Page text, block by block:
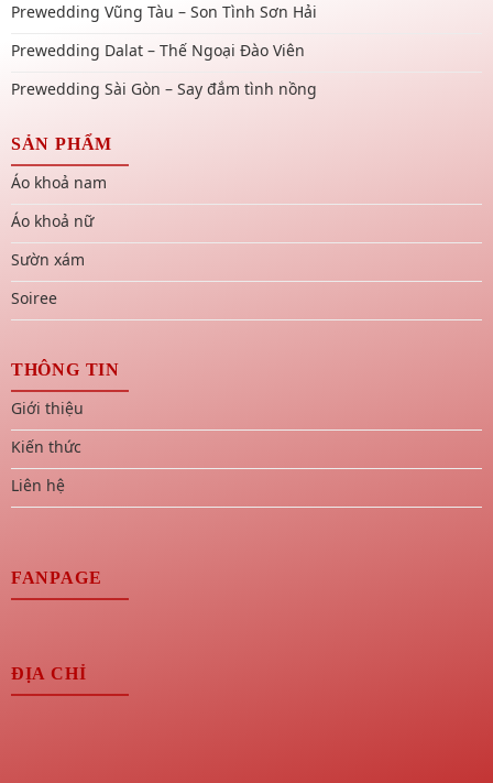
Prewedding Vũng Tàu – Son Tình Sơn Hải
Prewedding Dalat – Thế Ngoại Đào Viên
Prewedding Sài Gòn – Say đắm tình nồng
SẢN PHẨM
Áo khoả nam
Áo khoả nữ
Sườn xám
Soiree
THÔNG TIN
Giới thiệu
Kiến thức
Liên hệ
FANPAGE
ĐỊA CHỈ